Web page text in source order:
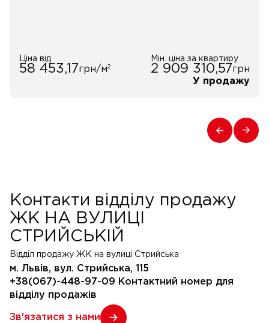
Ціна від
58 453,17грн/м2
Мін. ціна за квартиру
2 909 310,57грн
У продажу
Контакти відділу продажу
ЖК НА ВУЛИЦІ
СТРИЙСЬКІЙ
Відділ продажу ЖК на вулиці Стрийська
м. Львів, вул. Стрийська, 115
+38(067)-448-97-09 Контактний номер для
відділу продажів
Зв'язатися з нами